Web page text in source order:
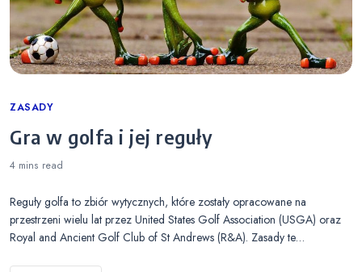
Categories
ZASADY
Gra w golfa i jej reguły
4 mins read
Reguły golfa to zbiór wytycznych, które zostały opracowane na
przestrzeni wielu lat przez United States Golf Association (USGA) oraz
Royal and Ancient Golf Club of St Andrews (R&A). Zasady te…